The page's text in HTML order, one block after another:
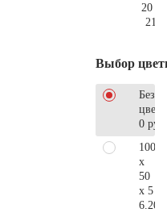
20
Выбор
Без
0 руб.
100
x
50
x 5